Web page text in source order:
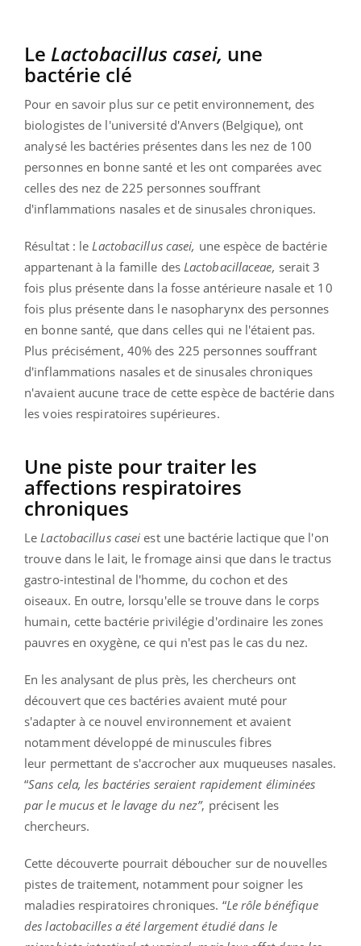
Le Lactobacillus casei, une
bactérie clé
Pour en savoir plus sur ce petit environnement, des
biologistes de l'université d'Anvers (Belgique), ont
analysé les bactéries présentes dans les nez de 100
personnes en bonne santé et les ont comparées avec
celles des nez de 225 personnes souffrant
d'inflammations nasales et de sinusales chroniques.
Résultat : le Lactobacillus casei, une espèce de bactérie
appartenant à la famille des Lactobacillaceae, serait3
fois plus présente dans la fosse antérieure nasale et 10
fois plus présente dans le nasopharynx des personnes
en bonne santé, que dans celles qui ne l'étaient pas.
Plus précisément, 40% des 225 personnes souffrant
d'inflammations nasales et de sinusales chroniques
n'avaient aucune trace de cette espèce de bactérie dans
les voies respiratoires supérieures.
Une piste pour traiter les
affections respiratoires
chroniques
Le Lactobacillus casei est une bactérie lactique que l'on
trouve dans le lait, le fromage ainsi que dans le tractus
gastro-intestinal de l'homme, du cochon et des
oiseaux. En outre, lorsqu'elle se trouve dans le corps
humain, cette bactérie privilégie d'ordinaire les zones
pauvres en oxygène, ce qui n'est pas le cas du nez.
En les analysant de plus près, les chercheurs ont
découvert que ces bactéries avaient muté pour
s'adapter à ce nouvel environnement et avaient
notamment développé de minuscules fibres
leur permettant de s'accrocher aux muqueuses nasales.
“Sans cela, les bactéries seraient rapidement éliminées
par le mucus et le lavage du nez”, précisent les
chercheurs.
Cette découverte pourrait déboucher sur de nouvelles
pistes de traitement, notamment pour soigner les
maladies respiratoires chroniques. “Le rôle bénéfique
des lactobacilles a été largement étudié dans le